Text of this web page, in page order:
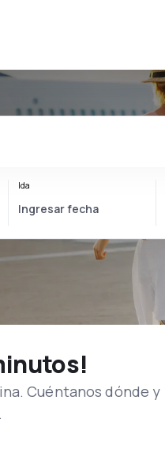
Ida
Cuéntanos dónde y